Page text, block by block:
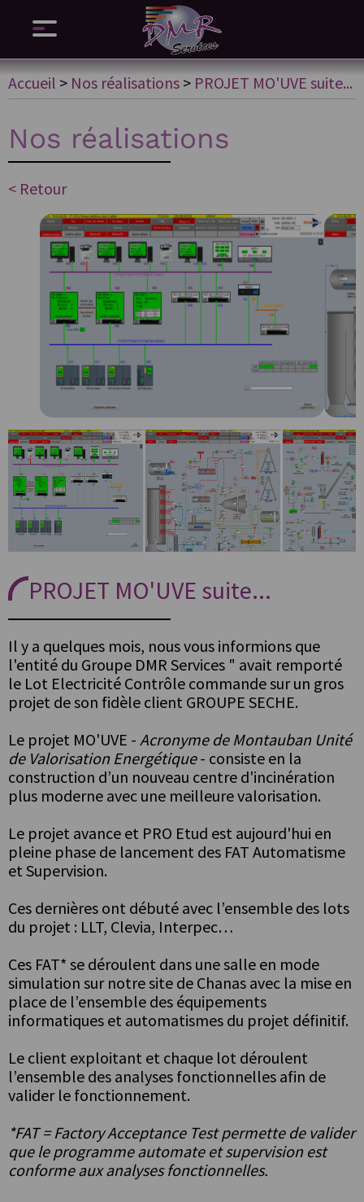
Accueil > Nos réalisations > PROJET MO'UVE suite...
Nos réalisations
< Retour
PROJET MO'UVE suite...
Il y a quelques mois, nous vous informions que
l'entité du Groupe DMR Services " avait remporté
le Lot Electricité Contrôle commande sur un gros
projet de son fidèle client GROUPE SECHE.
Le projet MO'UVE - Acronyme de Montauban Unité
de Valorisation Energétique- consiste en la
construction d’un nouveau centre d'incinération
plus moderne avec une meilleure valorisation.
Le projet avance et PRO Etud est aujourd'hui en
pleine phase de lancement des FAT Automatisme
et Supervision.
Ces dernières ont débuté avec l’ensemble des lots
du projet : LLT, Clevia, Interpec…
Ces FAT* se déroulent dans une salle en mode
simulation sur notre site de Chanas avec la mise en
place de l’ensemble des équipements
informatiques et automatismes du projet définitif.
Le client exploitant et chaque lot déroulent
l’ensemble des analyses fonctionnelles afin de
valider le fonctionnement.
*FAT = Factory Acceptance Test permette de valider
que le programme automate et supervision est
conforme aux analyses fonctionnelles.